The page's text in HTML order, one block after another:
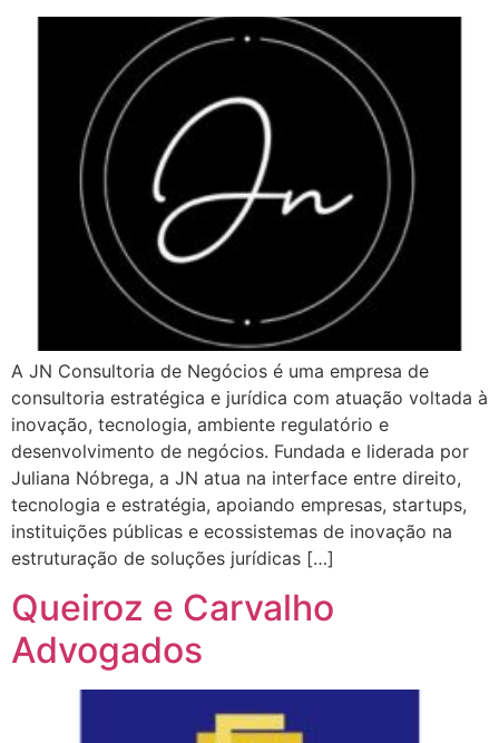
A JN Consultoria de Negócios é uma empresa de
consultoria estratégica e jurídica com atuação voltada à
inovação, tecnologia, ambiente regulatório e
desenvolvimento de negócios. Fundada e liderada por
Juliana Nóbrega, a JN atua na interface entre direito,
tecnologia e estratégia, apoiando empresas, startups,
instituições públicas e ecossistemas de inovação na
estruturação de soluções jurídicas […]
Queiroz e Carvalho
Advogados